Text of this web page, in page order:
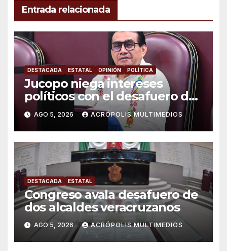
Entrada relacionada
DESTACADA ESTATAL OPINIÓN POLÍTICA
Jucopo niega intereses
políticos con el desafuero de
alcaldes
AGO 5, 2026 ACRÓPOLIS MULTIMEDIOS
DESTACADA ESTATAL
Congreso avala desafuero de
dos alcaldes veracruzanos
AGO 5, 2026 ACRÓPOLIS MULTIMEDIOS